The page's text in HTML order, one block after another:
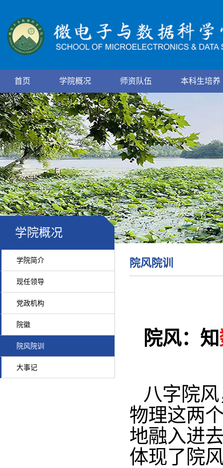
首页 学院概况 师资队伍 本科生培养
学院概况
学院简介
现任领导
党政机构
院徽
院风院训
大事记
院风院训
院风：知
八字院
物理这两
地融入进
体现了院